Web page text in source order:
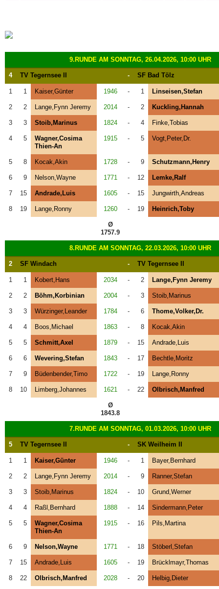
9.RUNDE AM SONNTAG, 26.04.2026, 10:00 UHR
4 TV Tegernsee II - SF Bad Tölz
1 1 Kaiser,Günter 1946 - 1 Linseisen,Stefan
2 2 Lange,Fynn Jeremy 2014 - 2 Kuckling,Hannah
3 3 Stoib,Marinus 1824 - 4 Finke,Tobias
4 5
Wagner,Cosima
Thien-An
1915 - 5 Vogt,Peter,Dr.
5 8 Kocak,Akin 1728 - 9 Schutzmann,Henry
6 9 Nelson,Wayne 1771 - 12 Lemke,Ralf
7 15 Andrade,Luis 1605 - 15 Jungwirth,Andreas
8 19 Lange,Ronny 1260 - 19 Heinrich,Toby
Ø
1757.9
8.RUNDE AM SONNTAG, 22.03.2026, 10:00 UHR
2 SF Windach - TV Tegernsee II
1 1 Kobert,Hans 2034 - 2 Lange,Fynn Jeremy
2 2 Böhm,Korbinian 2004 - 3 Stoib,Marinus
3 3 Würzinger,Leander 1784 - 6 Thome,Volker,Dr.
4 4 Boos,Michael 1863 - 8 Kocak,Akin
5 5 Schmitt,Axel 1879 - 15 Andrade,Luis
6 6 Wevering,Stefan 1843 - 17 Bechtle,Moritz
7 9 Büdenbender,Timo 1722 - 19 Lange,Ronny
8 10 Limberg,Johannes 1621 - 22 Olbrisch,Manfred
Ø
1843.8
7.RUNDE AM SONNTAG, 01.03.2026, 10:00 UHR
5 TV Tegernsee II - SK Weilheim II
1 1 Kaiser,Günter 1946 - 1 Bayer,Bernhard
2 2 Lange,Fynn Jeremy 2014 - 9 Ranner,Stefan
3 3 Stoib,Marinus 1824 - 10 Grund,Werner
4 4 Raßl,Bernhard 1888 - 14 Sindermann,Peter
5 5
Wagner,Cosima
Thien-An
1915 - 16 Pils,Martina
6 9 Nelson,Wayne 1771 - 18 Stöberl,Stefan
7 15 Andrade,Luis 1605 - 19 Brücklmayr,Thomas
8 22 Olbrisch,Manfred 2028 - 20 Helbig,Dieter